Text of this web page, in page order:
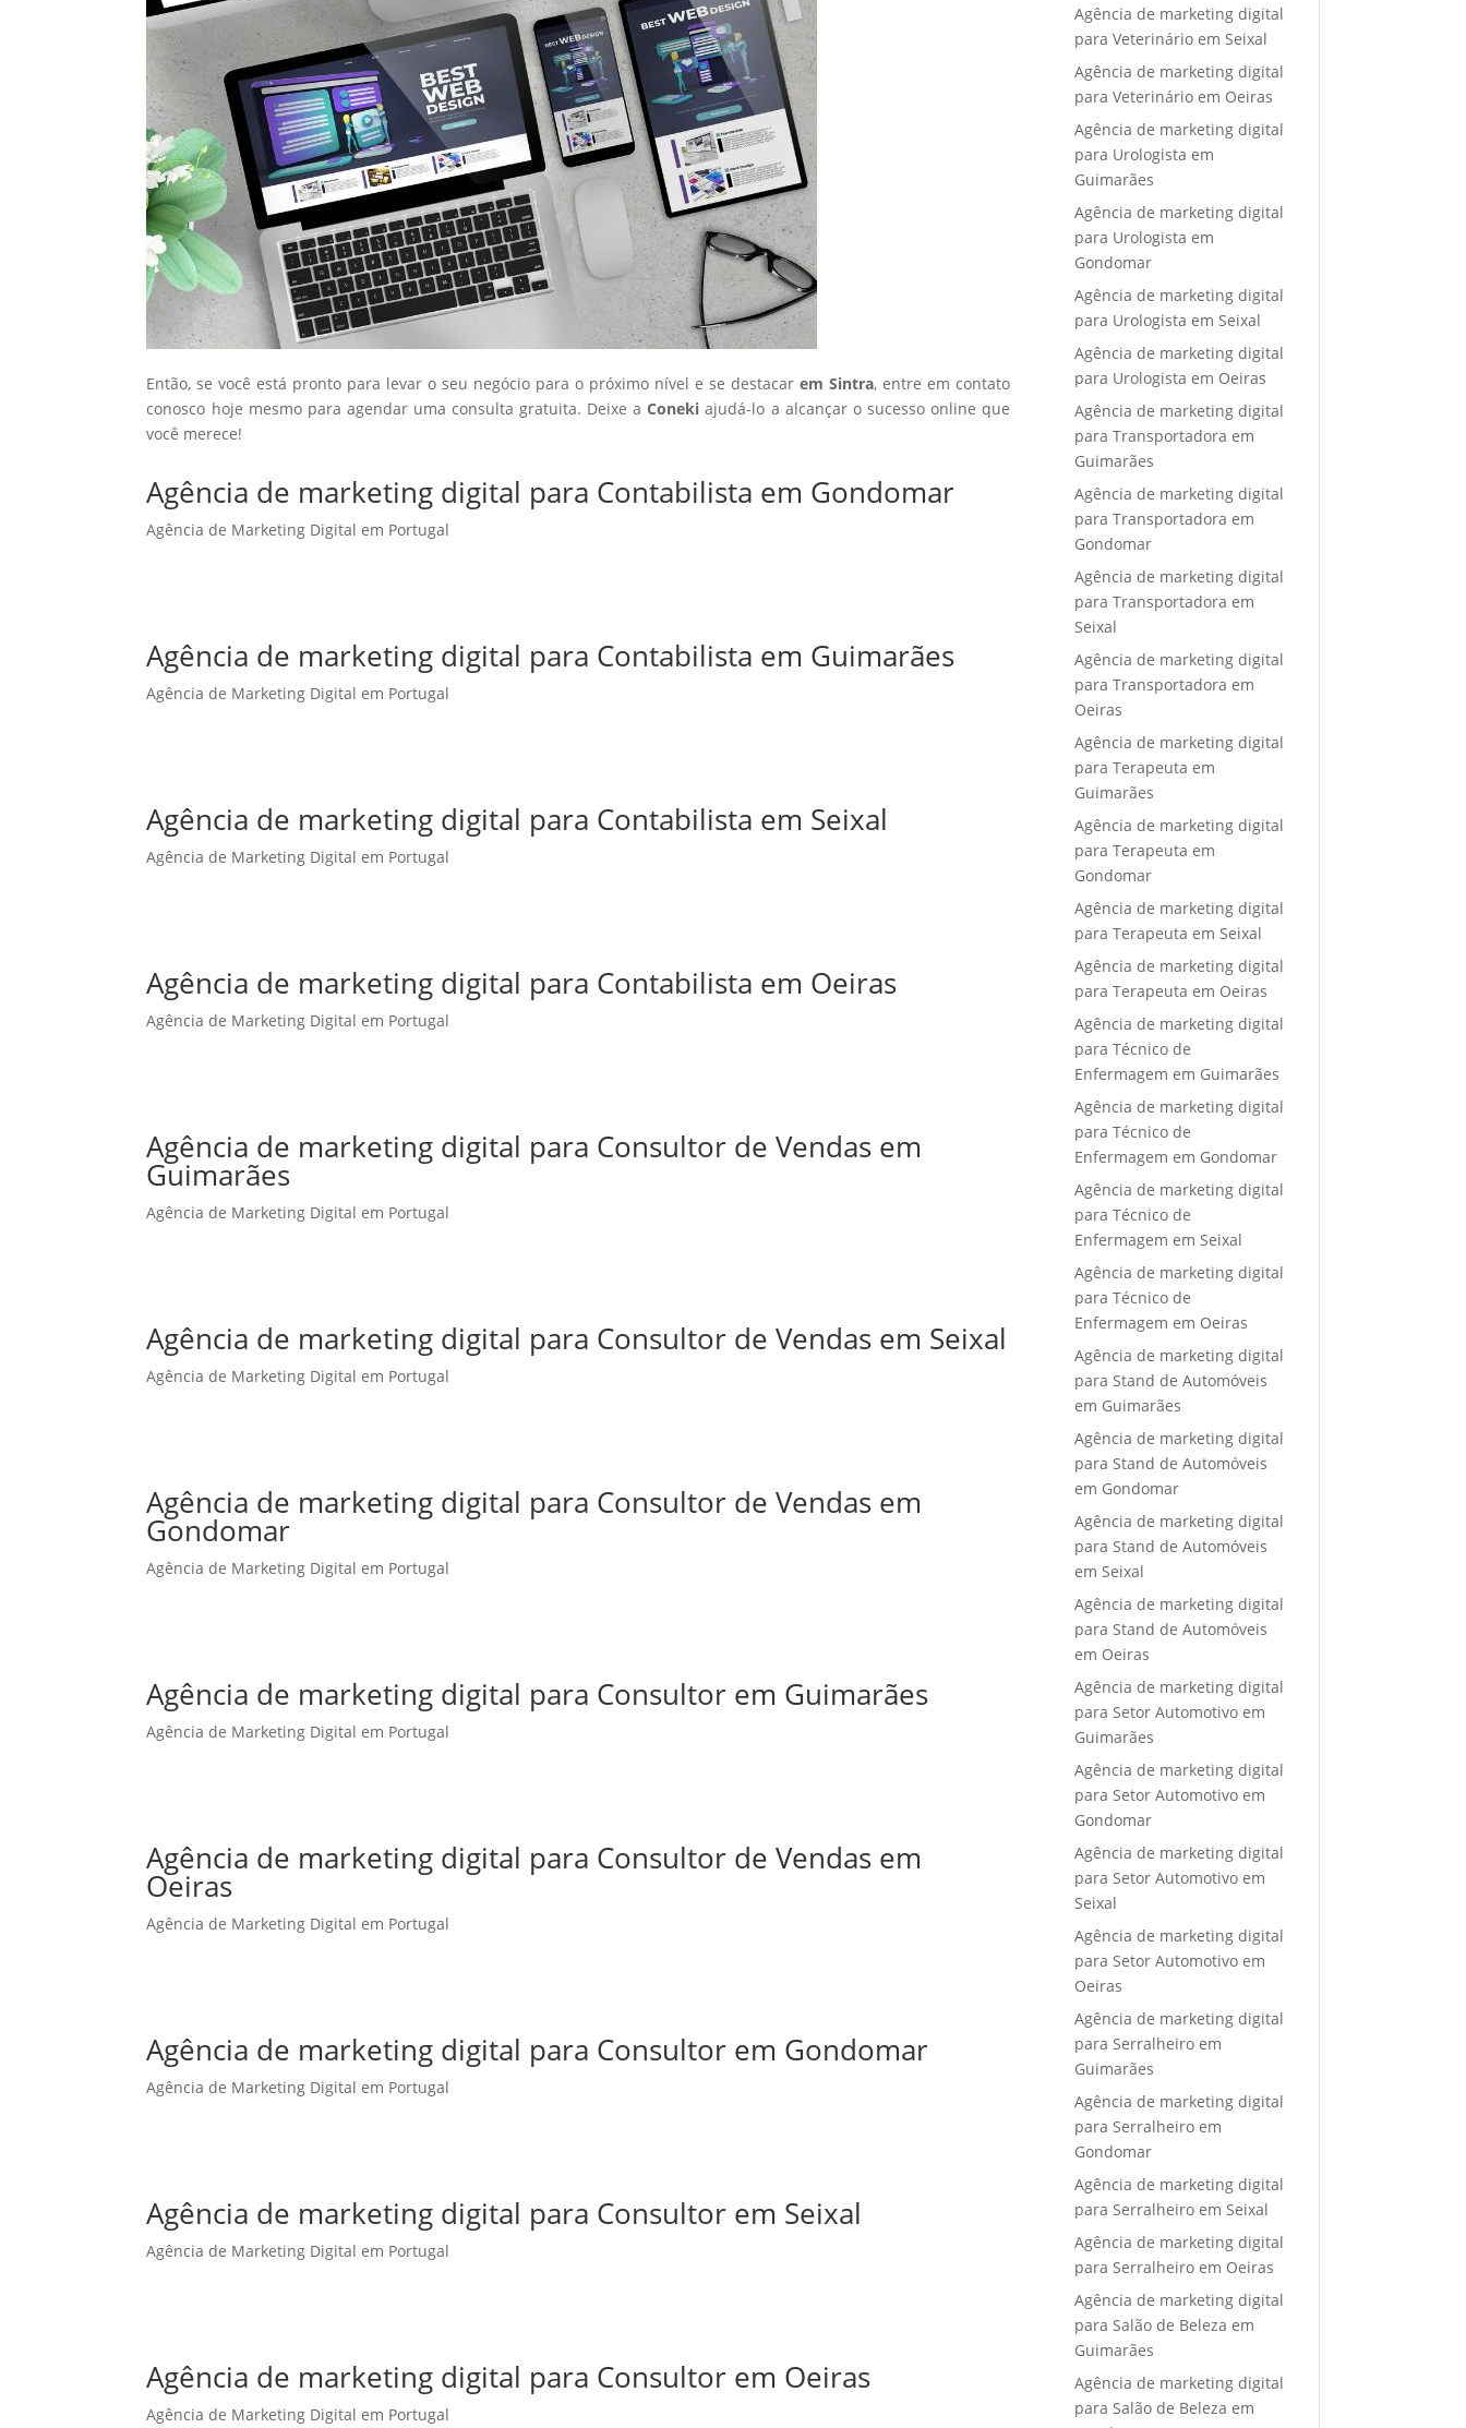
Então, se você está pronto para levar o seu negócio para o próximo nível e se destacarem Sintra, entre em contato
conosco hoje mesmo para agendar uma consulta gratuita. Deixe aConeki ajudá-lo a alcançar o sucesso online que
você merece!
Agência de marketing digital para Contabilista em Gondomar
Agência de Marketing Digital em Portugal
Agência de marketing digital para Contabilista em Guimarães
Agência de Marketing Digital em Portugal
Agência de marketing digital para Contabilista em Seixal
Agência de Marketing Digital em Portugal
Agência de marketing digital para Contabilista em Oeiras
Agência de Marketing Digital em Portugal
Agência de marketing digital para Consultor de Vendas em
Guimarães
Agência de Marketing Digital em Portugal
Agência de marketing digital para Consultor de Vendas em Seixal
Agência de Marketing Digital em Portugal
Agência de marketing digital para Consultor de Vendas em
Gondomar
Agência de Marketing Digital em Portugal
Agência de marketing digital para Consultor em Guimarães
Agência de Marketing Digital em Portugal
Agência de marketing digital para Consultor de Vendas em
Oeiras
Agência de Marketing Digital em Portugal
Agência de marketing digital para Consultor em Gondomar
Agência de Marketing Digital em Portugal
Agência de marketing digital para Consultor em Seixal
Agência de Marketing Digital em Portugal
Agência de marketing digital para Consultor em Oeiras
Agência de Marketing Digital em Portugal
Agência de marketing digital
para Veterinário em Seixal
Agência de marketing digital
para Veterinário em Oeiras
Agência de marketing digital
para Urologista em
Guimarães
Agência de marketing digital
para Urologista em
Gondomar
Agência de marketing digital
para Urologista em Seixal
Agência de marketing digital
para Urologista em Oeiras
Agência de marketing digital
para Transportadora em
Guimarães
Agência de marketing digital
para Transportadora em
Gondomar
Agência de marketing digital
para Transportadora em
Seixal
Agência de marketing digital
para Transportadora em
Oeiras
Agência de marketing digital
para Terapeuta em
Guimarães
Agência de marketing digital
para Terapeuta em
Gondomar
Agência de marketing digital
para Terapeuta em Seixal
Agência de marketing digital
para Terapeuta em Oeiras
Agência de marketing digital
para Técnico de
Enfermagem em Guimarães
Agência de marketing digital
para Técnico de
Enfermagem em Gondomar
Agência de marketing digital
para Técnico de
Enfermagem em Seixal
Agência de marketing digital
para Técnico de
Enfermagem em Oeiras
Agência de marketing digital
para Stand de Automóveis
em Guimarães
Agência de marketing digital
para Stand de Automóveis
em Gondomar
Agência de marketing digital
para Stand de Automóveis
em Seixal
Agência de marketing digital
para Stand de Automóveis
em Oeiras
Agência de marketing digital
para Setor Automotivo em
Guimarães
Agência de marketing digital
para Setor Automotivo em
Gondomar
Agência de marketing digital
para Setor Automotivo em
Seixal
Agência de marketing digital
para Setor Automotivo em
Oeiras
Agência de marketing digital
para Serralheiro em
Guimarães
Agência de marketing digital
para Serralheiro em
Gondomar
Agência de marketing digital
para Serralheiro em Seixal
Agência de marketing digital
para Serralheiro em Oeiras
Agência de marketing digital
para Salão de Beleza em
Guimarães
Agência de marketing digital
para Salão de Beleza em